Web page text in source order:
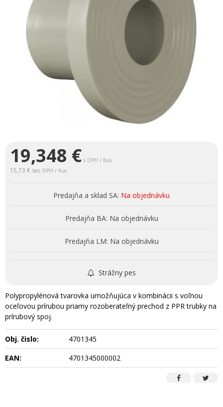
19,348 € s DPH / Kus
15,73 € bez DPH / Kus
Predajňa a sklad SA: Na objednávku
Predajňa BA: Na objednávku
Predajňa LM: Na objednávku
Strážny pes
Polypropylénová tvarovka umožňujúca v kombinácii s voľnou
oceľovou prírubou priamy rozoberateľný prechod z PPR trubky na
prírubový spoj.
Obj. čislo:
4701345
EAN:
4701345000002